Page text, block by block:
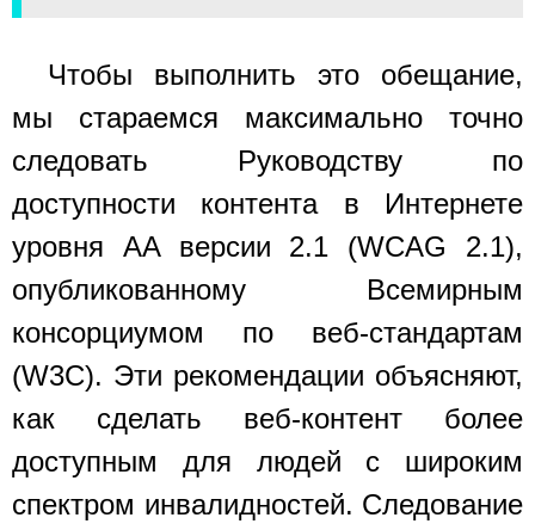
Чтобы выполнить это обещание,
мы стараемся максимально точно
следовать Руководству по
доступности контента в Интернете
уровня AA версии 2.1 (WCAG 2.1),
опубликованному Всемирным
консорциумом по веб-стандартам
(W3C). Эти рекомендации объясняют,
как сделать веб-контент более
доступным для людей с широким
спектром инвалидностей. Следование